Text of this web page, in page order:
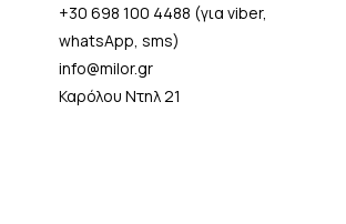
+30 698 100 4488 (για viber,
whatsApp, sms)
info@milor.gr
Καρόλου Ντηλ 21